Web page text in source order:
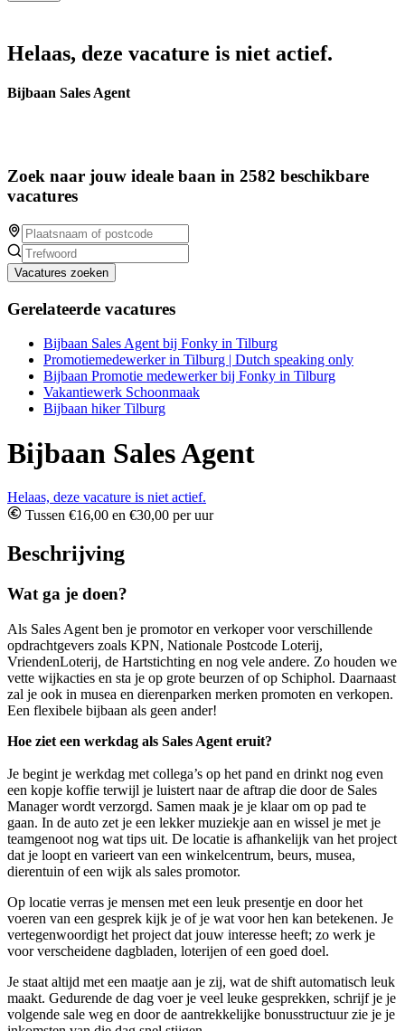
Helaas, deze vacature is niet actief.
Bijbaan Sales Agent
Zoek naar jouw ideale baan in 2582 beschikbare
vacatures
Vacatures zoeken
Gerelateerde vacatures
Bijbaan Sales Agent bij Fonky in Tilburg
Promotiemedewerker in Tilburg | Dutch speaking only
Bijbaan Promotie medewerker bij Fonky in Tilburg
Vakantiewerk Schoonmaak
Bijbaan hiker Tilburg
Bijbaan Sales Agent
Helaas, deze vacature is niet actief.
Tussen €16,00 en €30,00 per uur
Beschrijving
Wat ga je doen?
Als Sales Agent ben je promotor en verkoper voor verschillende
opdrachtgevers zoals KPN, Nationale Postcode Loterij,
VriendenLoterij, de Hartstichting en nog vele andere. Zo houden we
vette wijkacties en sta je op grote beurzen of op Schiphol. Daarnaast
zal je ook in musea en dierenparken merken promoten en verkopen.
Een flexibele bijbaan als geen ander!
Hoe ziet een werkdag als Sales Agent eruit?
Je begint je werkdag met collega’s op het pand en drinkt nog even
een kopje koffie terwijl je luistert naar de aftrap die door de Sales
Manager wordt verzorgd. Samen maak je je klaar om op pad te
gaan. In de auto zet je een lekker muziekje aan en wissel je met je
teamgenoot nog wat tips uit. De locatie is afhankelijk van het project
dat je loopt en varieert van een winkelcentrum, beurs, musea,
dierentuin of een wijk als sales promotor.
Op locatie verras je mensen met een leuk presentje en door het
voeren van een gesprek kijk je of je wat voor hen kan betekenen. Je
vertegenwoordigt het project dat jouw interesse heeft; zo werk je
voor verscheidene dagbladen, loterijen of een goed doel.
Je staat altijd met een maatje aan je zij, wat de shift automatisch leuk
maakt. Gedurende de dag voer je veel leuke gesprekken, schrijf je je
volgende sale weg en door de aantrekkelijke bonusstructuur zie je je